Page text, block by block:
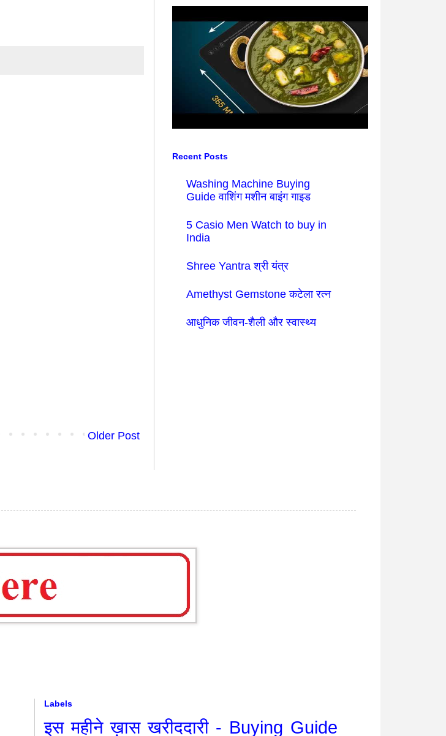
Older Post
Recent Posts
Washing Machine Buying
Guide वाशिंग मशीन बाइंग गाइड
5 Casio Men Watch to buy in
India
Shree Yantra श्री यंत्र
Amethyst Gemstone कटेला रत्न
आधुनिक जीवन-शैली और स्वास्थ्य
Labels
इस महीने ख़ास खरीददारी - Buying Guide